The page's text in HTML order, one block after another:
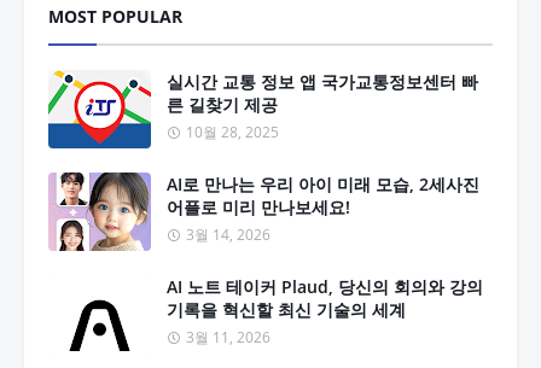
MOST POPULAR
실시간 교통 정보 앱 국가교통정보센터 빠
른 길찾기 제공
10월 28, 2025
AI로 만나는 우리 아이 미래 모습, 2세사진
어플로 미리 만나보세요!
3월 14, 2026
AI 노트 테이커 Plaud, 당신의 회의와 강의
기록을 혁신할 최신 기술의 세계
3월 11, 2026